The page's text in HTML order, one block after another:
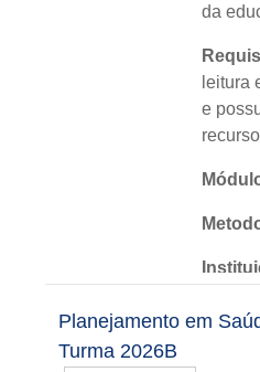
da
leitura
e
Nível:
Planejamento em
Turma 2026B